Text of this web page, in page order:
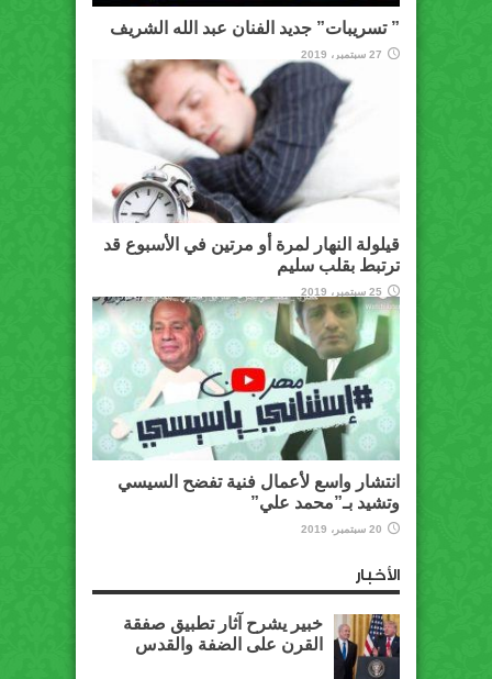
” تسريبات” جديد الفنان عبد الله الشريف
27 سبتمبر، 2019
قيلولة النهار لمرة أو مرتين في الأسبوع قد
ترتبط بقلب سليم
25 سبتمبر، 2019
انتشار واسع لأعمال فنية تفضح السيسي
وتشيد بـ”محمد علي”
20 سبتمبر، 2019
الأخبار
خبير يشرح آثار تطبيق صفقة
القرن على الضفة والقدس